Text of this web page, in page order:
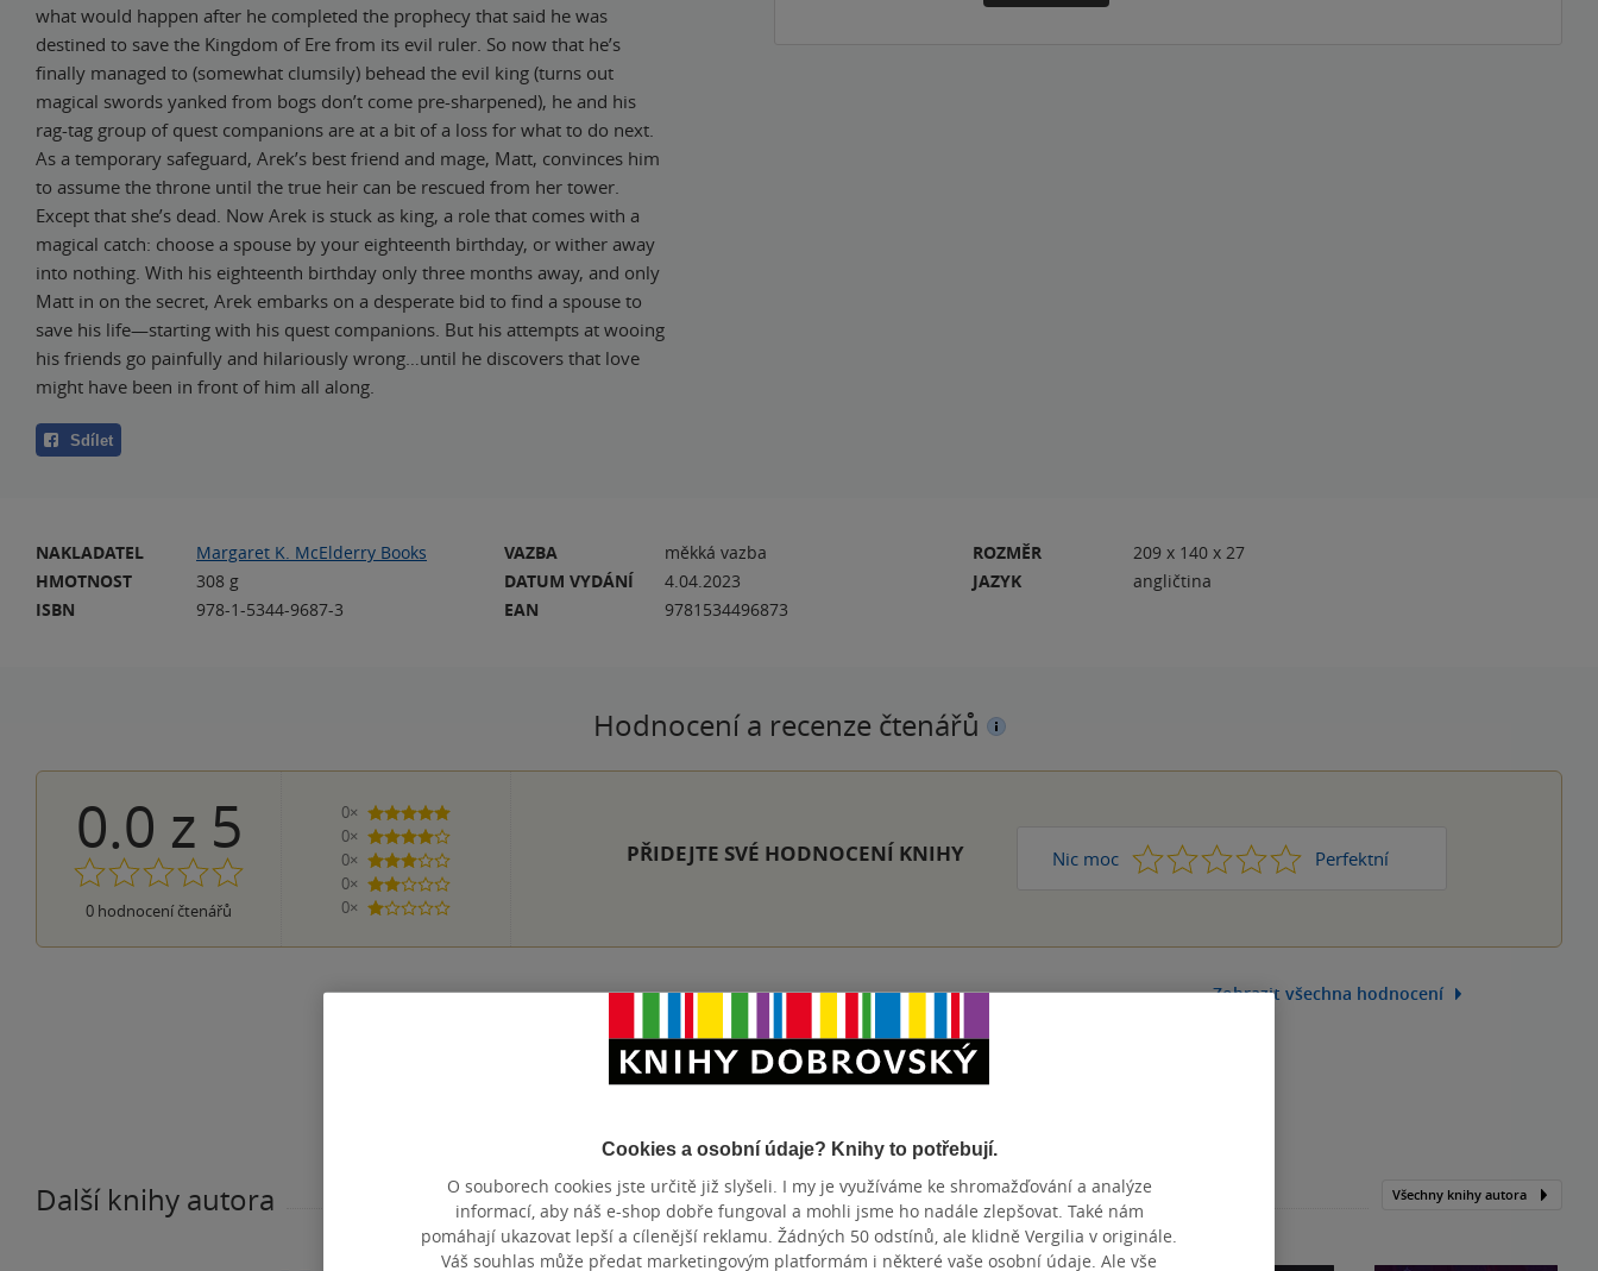
what would happen after he completed the prophecy that said he was
destined to save the Kingdom of Ere from its evil ruler. So now that he’s
finally managed to (somewhat clumsily) behead the evil king (turns out
magical swords yanked from bogs don’t come pre-sharpened), he and his
rag-tag group of quest companions are at a bit of a loss for what to do next.
As a temporary safeguard, Arek’s best friend and mage, Matt, convinces him
to assume the throne until the true heir can be rescued from her tower.
Except that she’s dead. Now Arek is stuck as king, a role that comes with a
magical catch: choose a spouse by your eighteenth birthday, or wither away
into nothing. With his eighteenth birthday only three months away, and only
Matt in on the secret, Arek embarks on a desperate bid to find a spouse to
save his life—starting with his quest companions. But his attempts at wooing
his friends go painfully and hilariously wrong…until he discovers that love
might have been in front of him all along.
Sdílet
NAKLADATEL
Margaret K. McElderry Books
HMOTNOST
308 g
ISBN
978-1-5344-9687-3
VAZBA
měkká vazba
DATUM VYDÁNÍ
4.04.2023
EAN
9781534496873
ROZMĚR
209 x 140 x 27
JAZYK
angličtina
Hodnocení a recenze čtenářů
0.0 z 5
0 hodnocení čtenářů
0×
5 hvězdiček
0×
4 hvězdičky
0×
3 hvězdičky
0×
2 hvězdičky
0×
1 hvezdička
PŘIDEJTE SVÉ HODNOCENÍ KNIHY Nic moc 1 2 3 4 Perfektní
5
Zobrazit všechna hodnocení
Přidat hodnocení
Další knihy autora Všechny knihy autora
Cookies a osobní údaje? Knihy to potřebují.
O souborech cookies jste určitě již slyšeli. I my je využíváme ke shromažďování a analýze
informací, aby náš e-shop dobře fungoval a mohli jsme ho nadále zlepšovat. Také nám
pomáhají ukazovat lepší a cílenější reklamu. Žádných 50 odstínů, ale klidně Vergilia v originále.
Váš souhlas může předat marketingovým platformám i některé vaše osobní údaje. Ale vše